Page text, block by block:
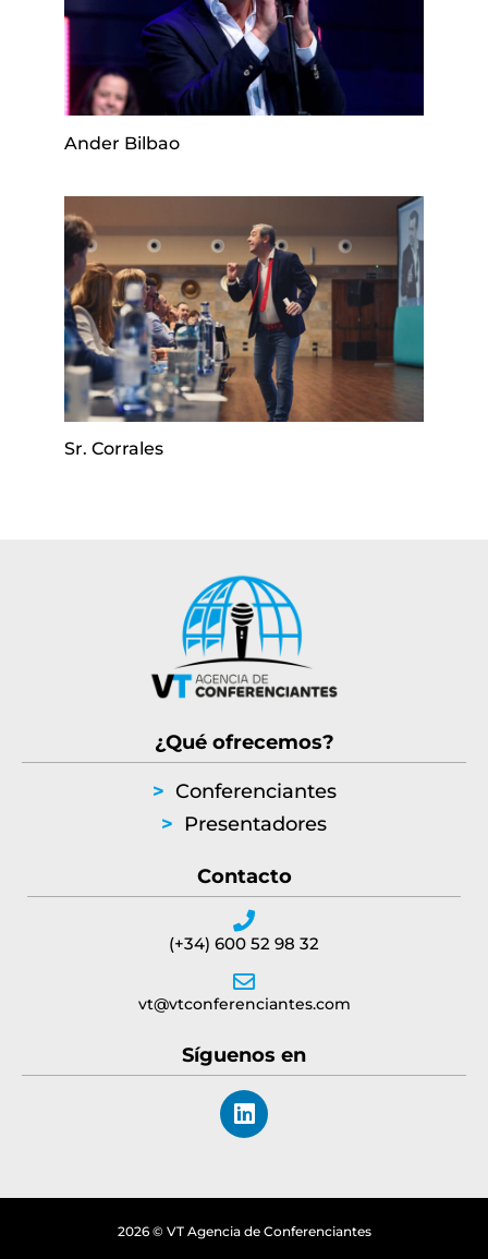
Ander Bilbao
Sr. Corrales
¿Qué ofrecemos?
> Conferenciantes
> Presentadores
Contacto
(+34) 600 52 98 32
vt@vtconferenciantes.com
Síguenos en
L
i
d
2026 © VT Agencia de Conferenciantes